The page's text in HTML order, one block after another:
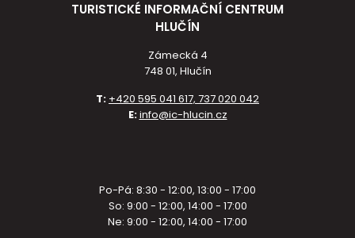
TURISTICKÉ INFORMAČNÍ CENTRUM
HLUČÍN
Zámecká 4
748 01, Hlučín
T: +420 595 041 617, 737 020 042
E:info@ic-hlucin.cz
Po-Pá: 8:30 - 12:00, 13:00 - 17:00
So: 9:00 - 12:00, 14:00 - 17:00
Ne: 9:00 - 12:00, 14:00 - 17:00